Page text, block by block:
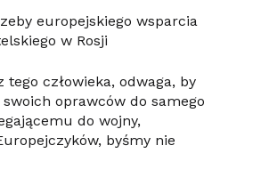
europejskiego wsparcia
w Rosji
człowieka, odwaga, by
oprawców do samego
do wojny,
byśmy nie